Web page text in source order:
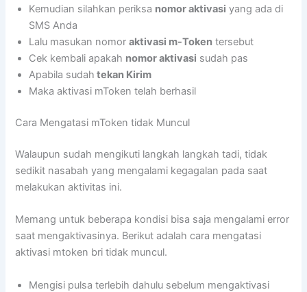
Kemudian silahkan periksa nomor aktivasi yang ada di
SMS Anda
Lalu masukan nomoraktivasi m-Token tersebut
Cek kembali apakah nomor aktivasi sudah pas
Apabila sudah tekan Kirim
Maka aktivasi mToken telah berhasil
Cara Mengatasi mToken tidak Muncul
Walaupun sudah mengikuti langkah langkah tadi, tidak
sedikit nasabah yang mengalami kegagalan pada saat
melakukan aktivitas ini.
Memang untuk beberapa kondisi bisa saja mengalami error
saat mengaktivasinya. Berikut adalah cara mengatasi
aktivasi mtoken bri tidak muncul.
Mengisi pulsa terlebih dahulu sebelum mengaktivasi